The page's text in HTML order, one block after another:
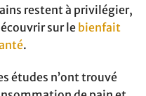
restent à privilégier,
sur le bienfait
.
études n’ont trouvé